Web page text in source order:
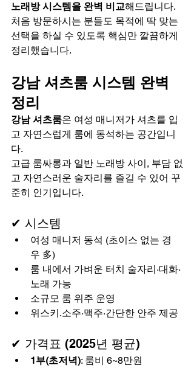
노래방 시스템을 완벽 비교해드립니다.
처음 방문하시는 분들도 목적에 딱 맞는
선택을 하실 수 있도록 핵심만 깔끔하게
정리했습니다.
강남 셔츠룸 시스템 완벽
정리
강남 셔츠룸은 여성 매니저가 셔츠를 입
고 자연스럽게 룸에 동석하는 공간입니
다.
고급 룸싸롱과 일반 노래방 사이, 부담 없
고 자연스러운 술자리를 즐길 수 있어 꾸
준히 인기입니다.
✔ 시스템
여성 매니저 동석 (초이스 없는 경
우 多)
룸 내에서 가벼운 터치 술자리·대화·
노래 가능
소규모 룸 위주 운영
위스키.소주·맥주·간단한 안주 제공
✔ 가격표 (2025년 평균)
1부(초저녁): 룸비 6~8만원